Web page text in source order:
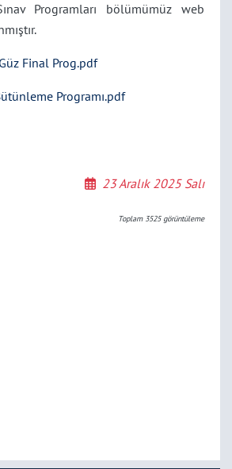
Programları bölümümüz web
Final Prog.pdf
Programı.pdf
23 Aralık 2025 Salı
Toplam 3525görüntüleme